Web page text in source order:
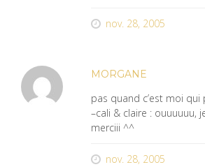
nov. 28, 2005
MORGANE
pas quand c’est moi qui
–cali & claire : ouuuuuu,
merciii ^^
nov. 28, 2005